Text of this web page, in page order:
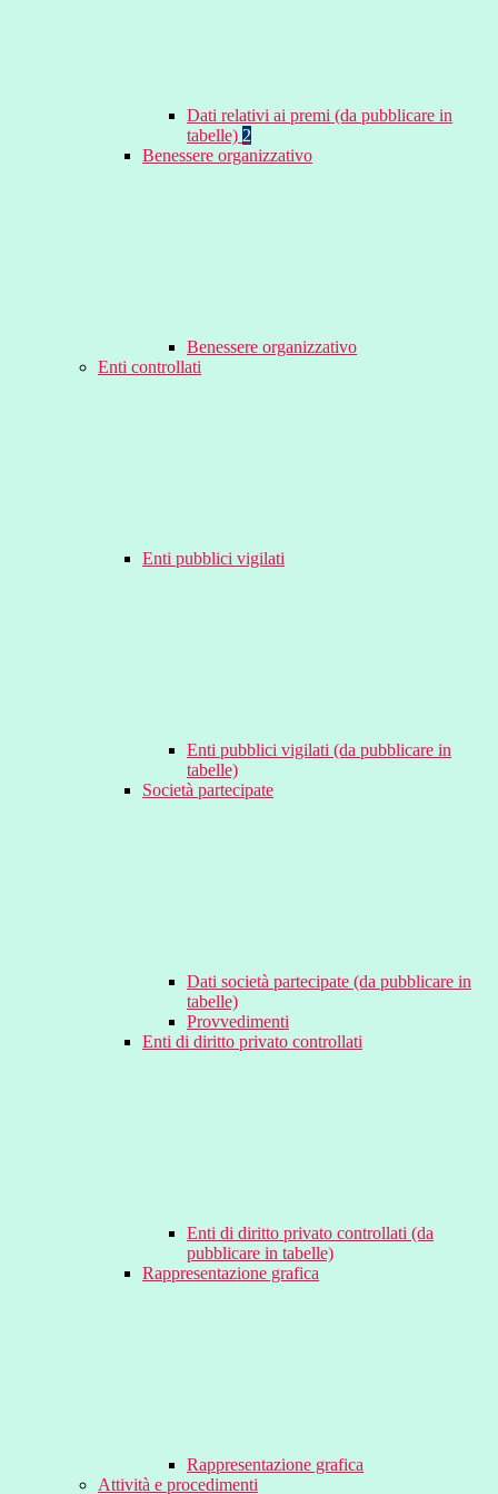
Dati relativi ai premi (da pubblicare in
tabelle) 2
Benessere organizzativo
Benessere organizzativo
Enti controllati
Enti pubblici vigilati
Enti pubblici vigilati (da pubblicare in
tabelle)
Società partecipate
Dati società partecipate (da pubblicare in
tabelle)
Provvedimenti
Enti di diritto privato controllati
Enti di diritto privato controllati (da
pubblicare in tabelle)
Rappresentazione grafica
Rappresentazione grafica
Attività e procedimenti